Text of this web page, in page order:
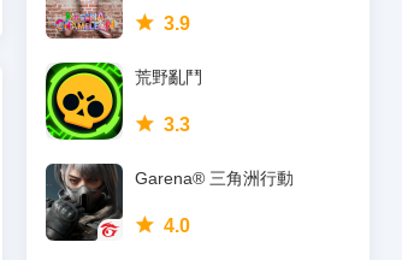
3.9
荒野亂鬥
3.3
Garena® 三角洲行動
4.0